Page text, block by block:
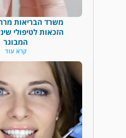
משרד הבריאות
הזכאות לטיפולי
המבוגר
קרא עוד